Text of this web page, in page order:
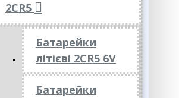
2CR5
Батарейки
літієві 2CR5 6V
Батарейки